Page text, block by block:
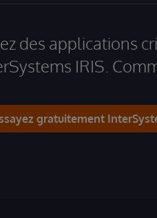
des applications
IRIS.
gratuitement